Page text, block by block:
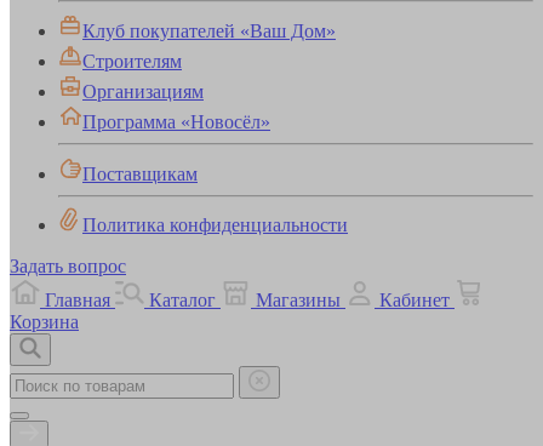
Клуб покупателей «Ваш Дом»
Строителям
Организациям
Программа «Новосёл»
Поставщикам
Политика конфиденциальности
Задать вопрос
Главная
Каталог Магазины
Кабинет
Корзина